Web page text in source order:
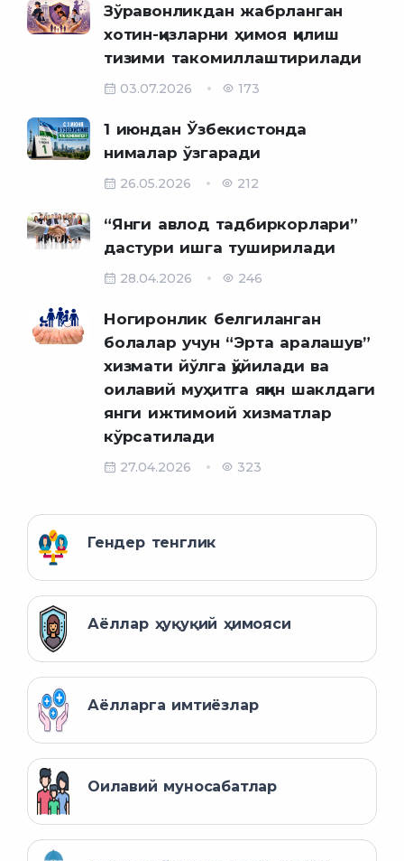
Зўравонликдан жабрланган
хотин-қизларни ҳимоя қилиш
тизими такомиллаштирилади
03.07.2026 173
1 июндан Ўзбекистонда
нималар ўзгаради
26.05.2026 212
“Янги авлод тадбиркорлари”
дастури ишга туширилади
28.04.2026 246
Ногиронлик белгиланган
болалар учун “Эрта аралашув”
хизмати йўлга қўйилади ва
оилавий муҳитга яқин шаклдаги
янги ижтимоий хизматлар
кўрсатилади
27.04.2026 323
Гендер тенглик
Аёллар ҳуқуқий ҳимояси
Аёлларга имтиёзлар
Оилавий муносабатлар